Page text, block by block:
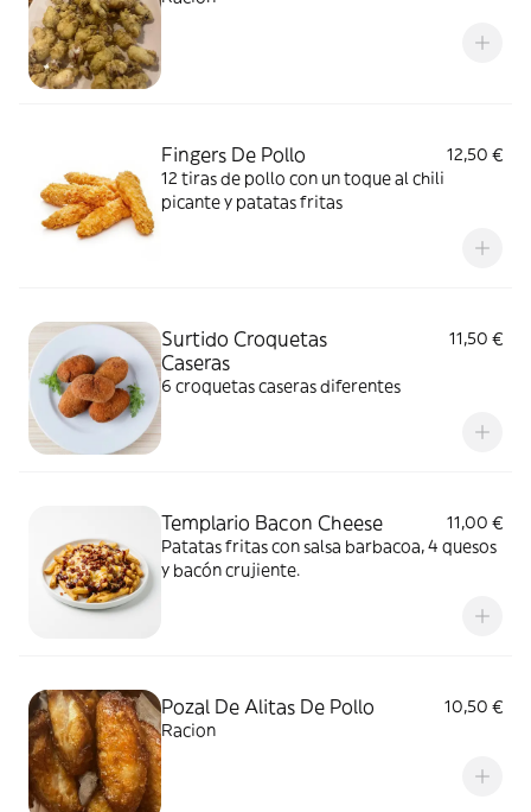
Fingers De Pollo
12,50 €
12 tiras de pollo con un toque al chili
picante y patatas fritas
Surtido Croquetas
Caseras
11,50 €
6 croquetas caseras diferentes
Templario Bacon Cheese
11,00 €
Patatas fritas con salsa barbacoa, 4 quesos
y bacón crujiente.
Pozal De Alitas De Pollo
10,50 €
Racion